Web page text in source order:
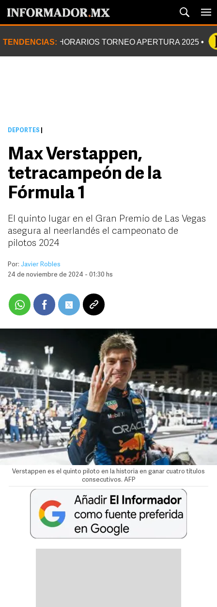
TENDENCIAS: HORARIOS TORNEO APERTURA 2025
DEPORTES
Max Verstappen,
tetracampeón de la
Fórmula 1
El quinto lugar en el Gran Premio de Las Vegas
asegura al neerlandés el campeonato de
pilotos 2024
Por: Javier Robles
24 de noviembre de 2024 - 01:30 hs
Verstappen es el quinto piloto en la historia en ganar cuatro títulos
consecutivos. AFP